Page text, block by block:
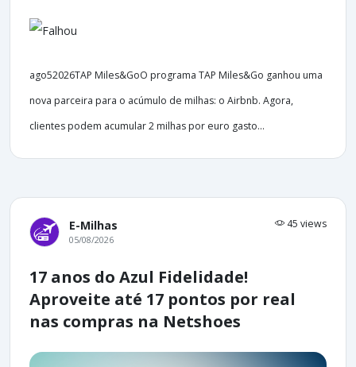
ago52026TAP Miles&GoO programa TAP Miles&Go ganhou uma
nova parceira para o acúmulo de milhas: o Airbnb. Agora,
clientes podem acumular 2 milhas por euro gasto...
E-Milhas 45 views
05/08/2026
17 anos do Azul Fidelidade!
Aproveite até 17 pontos por real
nas compras na Netshoes